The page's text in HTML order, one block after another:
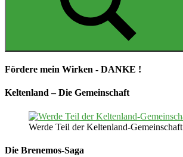
Suchen
Fördere mein Wirken - DANKE !
Keltenland – Die Gemeinschaft
Werde Teil der Keltenland-Gemeinschaft
Die Brenemos-Saga